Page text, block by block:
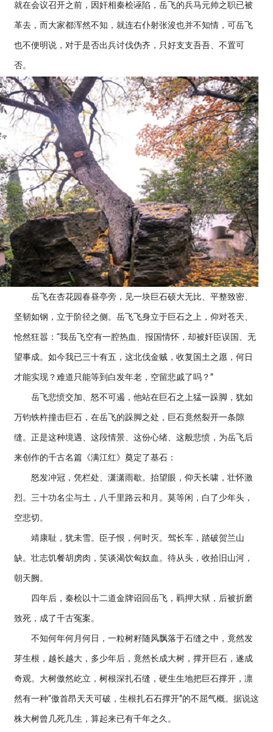
就在会议召开之前，因奸相秦桧诬陷，岳飞的兵马元帅之职已被
革去，而大家都浑然不知，就连右仆射张浚也并不知情，可岳飞
也不便明说，对于是否出兵讨伐伪齐，只好支支吾吾、不置可
否。
岳飞在杏花园春昼亭旁，见一块巨石硕大无比、平整致密、
坚韧如钢，立于阶径之侧。岳飞飞身立于巨石之上，仰对苍天、
怆然狂嚣：“我岳飞空有一腔热血、报国情怀，却被奸臣误国、无
望事成。如今我已三十有五，这北伐金贼，收复国土之愿，何日
才能实现？难道只能等到白发年老，空留悲戚了吗？”
岳飞悲愤交加、怒不可遏，他站在巨石之上猛一跺脚，犹如
万钧铁杵撞击巨石，在岳飞的跺脚之处，巨石竟然裂开一条隙
缝。正是这种境遇、这段情景、这份心绪、这般悲愤，为岳飞后
来创作的千古名篇《满江红》奠定了基石：
怒发冲冠，凭栏处、潇潇雨歇。抬望眼，仰天长啸，壮怀激
烈。三十功名尘与土，八千里路云和月。莫等闲，白了少年头，
空悲切。
靖康耻，犹未雪。臣子恨，何时灭。驾长车，踏破贺兰山
缺。壮志饥餐胡虏肉，笑谈渴饮匈奴血。待从头，收拾旧山河，
朝天阙。
四年后，秦桧以十二道金牌诏回岳飞，羁押大狱，后被折磨
致死，成了千古冤案。
不知何年何月何日，一粒树籽随风飘落于石缝之中，竟然发
芽生根，越长越大，多少年后，竟然长成大树，撑开巨石，遂成
奇观。大树傲然屹立，树根深扎石缝，硬生生地把巨石撑开，凛
然有一种“傲首昂天天可破，生根扎石石撑开”的不屈气概。据说这
株大树曾几死几生，算起来已有千年之久。